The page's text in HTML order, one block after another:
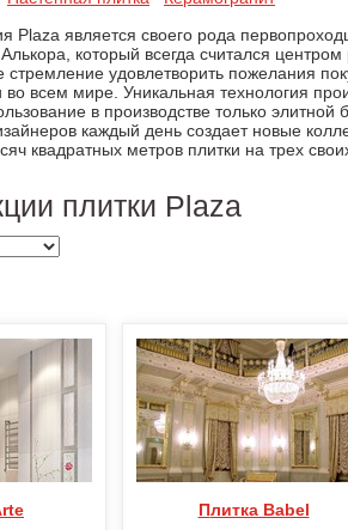
Plaza является своего рода
который всегда считался
стремление удовлетворить пожелания
всем мире. Уникальная технология
в производстве только
каждый день создает новые
квадратных метров плитки на трех
плитки Plaza
Плитка Babel